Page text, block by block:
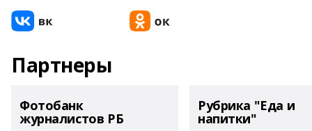
Партнеры
Фотобанк
журналистов РБ
Рубрика "Еда и
напитки"